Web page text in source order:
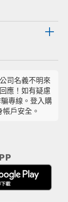
司名義不明來
應！如有疑慮
專線。登入購
戶安全。